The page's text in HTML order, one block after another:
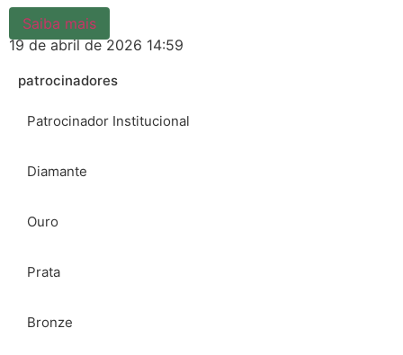
Saiba mais
19 de abril de 2026 14:59
patrocinadores
Patrocinador Institucional
Diamante
Ouro
Prata
Bronze